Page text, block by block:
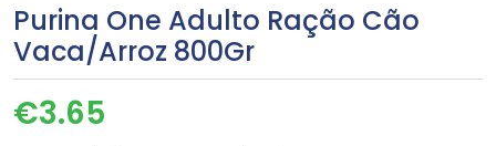
Purina One Adulto Ração Cão
Vaca/Arroz 800Gr
€3.65